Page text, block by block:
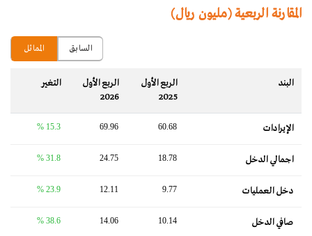
المقارنة الربعية (مليون ريال)
المماثل السابق
البند
الربع الأول
2025
الربع الأول
2026
التغير‬
الإيرادات 60.68
69.96
15.3 %
اجمالي الدخل 18.78
24.75
31.8 %
دخل العمليات 9.77
12.11
23.9 %
صافي الدخل 10.14
14.06
38.6 %